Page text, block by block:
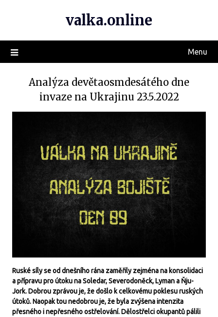
valka.online
Menu
Analýza devětaosmdesátého dne
invaze na Ukrajinu 23.5.2022
Ruské síly se od dnešního rána zaměřily zejména na konsolidaci
a přípravu pro útoku na Soledar, Severodoněck, Lyman a Ňju-
Jork. Dobrou zprávou je, že došlo k celkovému poklesu ruských
útoků. Naopak tou nedobrou je, že byla zvýšena intenzita
přesného i nepřesného ostřelování. Dělostřelci okupantů pálili